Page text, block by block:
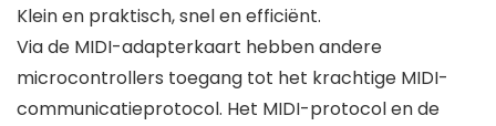
Klein en praktisch, snel en efficiënt.
Via de MIDI-adapterkaart hebben andere
microcontrollers toegang tot het krachtige MIDI-
communicatieprotocol. Het MIDI-protocol en de